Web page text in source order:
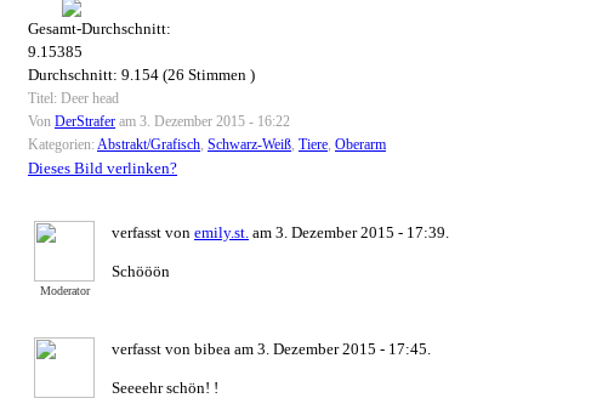
Gesamt-Durchschnitt:
9.15385
Durchschnitt: 9.154 (26 Stimmen )
Titel: Deer head
Von DerStrafer am 3. Dezember 2015 - 16:22
Kategorien: Abstrakt/Grafisch, Schwarz-Weiß, Tiere, Oberarm
Dieses Bild verlinken?
Moderator
verfasst von emily.st. am 3. Dezember 2015 - 17:39.
Schööön
verfasst von bibea am 3. Dezember 2015 - 17:45.
Seeeehr schön! !